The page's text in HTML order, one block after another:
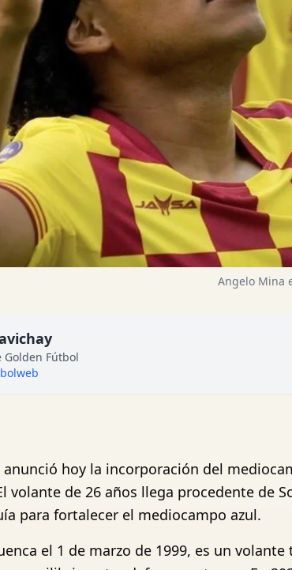
Angelo Mina
Golden Fútbol
anunció hoy la incorporación del
volante de 26 años llega procedente de
para fortalecer el mediocampo azul.
el 1 de marzo de 1999, es un